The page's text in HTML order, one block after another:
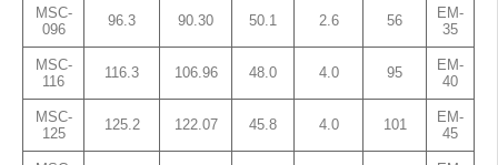
MSC-
096
96.3 90.30 50.1 2.6 56
EM-
35
MSC-
116
116.3 106.96 48.0 4.0 95
EM-
40
MSC-
125
125.2 122.07 45.8 4.0 101
EM-
45